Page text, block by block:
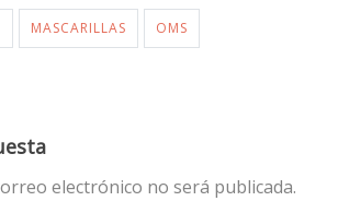
MASCARILLAS OMS
electrónico no será publicada.